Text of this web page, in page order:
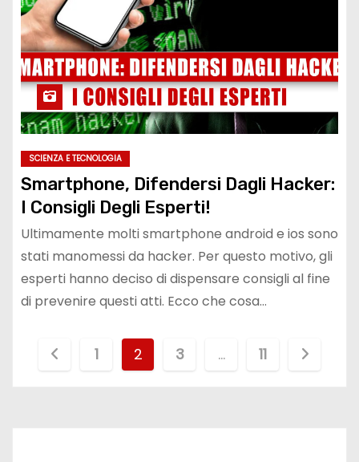
SCIENZA E TECNOLOGIA
Smartphone, Difendersi Dagli Hacker:
I Consigli Degli Esperti!
Ultimamente molti smartphone android e ios sono
stati manomessi da hacker. Per questo motivo, gli
esperti hanno deciso di dispensare consigli al fine
di prevenire questi atti. Ecco che cosa…
1 2 3 … 11